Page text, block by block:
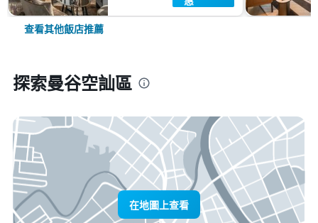
查看其他飯店推薦
探索曼谷空訕區
在地圖上查看